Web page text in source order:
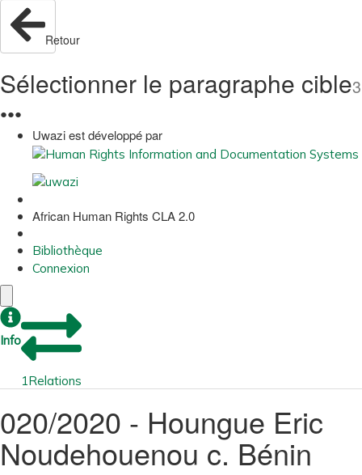
Retour
Sélectionner le paragraphe cible3
●●●
Uwazi est développé par
African Human Rights CLA 2.0
Bibliothèque
Connexion
Info
1Relations
020/2020 - Houngue Eric
Noudehouenou c. Bénin